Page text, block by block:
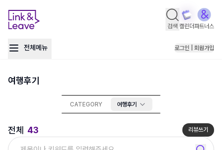
검색 캘린더파트너스
전체메뉴 로그인 | 회원가입
여행후기
CATEGORY 여행후기
전체 43 리뷰쓰기